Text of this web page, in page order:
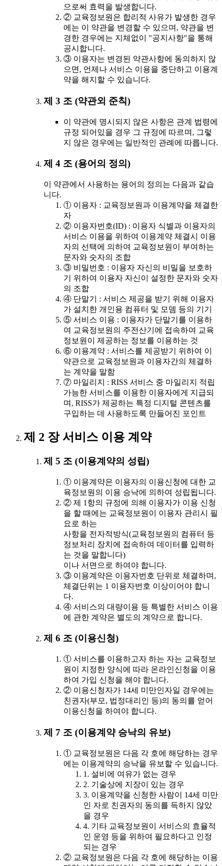
으로써 효력을 발생합니다.
② 교육정보원은 합리적 사유가 발생한 경우
에는 이 약관을 변경할 수 있으며, 약관을 변
경한 경우에는 지체없이 "공지사항"을 통해
공시합니다.
③ 이용자는 변경된 약관사항에 동의하지 않
으면, 언제나 서비스 이용을 중단하고 이용계
약을 해지할 수 있습니다.
제 3 조 (약관외 준칙)
이 약관에 명시되지 않은 사항은 관계 법령에
규정 되어있을 경우 그 규정에 따르며, 그렇
지 않은 경우에는 일반적인 관례에 따릅니다.
제 4 조 (용어의 정의)
이 약관에서 사용하는 용어의 정의는 다음과 같습
니다.
① 이용자 : 교육정보원과 이용계약을 체결한
자
② 이용자번호(ID) : 이용자 식별과 이용자의
서비스 이용을 위하여 이용계약 체결시 이용
자의 선택에 의하여 교육정보원이 부여하는
문자와 숫자의 조합
③ 비밀번호 : 이용자 자신의 비밀을 보호하
기 위하여 이용자 자신이 설정한 문자와 숫자
의 조합
④ 단말기 : 서비스 제공을 받기 위해 이용자
가 설치한 개인용 컴퓨터 및 모뎀 등의 기기
⑤ 서비스 이용 : 이용자가 단말기를 이용하
여 교육정보원의 주전산기에 접속하여 교육
정보원이 제공하는 정보를 이용하는 것
⑥ 이용계약 : 서비스를 제공받기 위하여 이
약관으로 교육정보원과 이용자간의 체결하
는 계약을 말함
⑦ 마일리지 : RISS 서비스 중 마일리지 적립
가능한 서비스를 이용한 이용자에게 지급되
며, RISS가 제공하는 특정 디지털 콘텐츠를
구입하는 데 사용하도록 만들어진 포인트
제 2 장 서비스 이용 계약
제 5 조 (이용계약의 성립)
① 이용계약은 이용자의 이용신청에 대한 교
육정보원의 이용 승낙에 의하여 성립됩니다.
② 제 1항의 규정에 의해 이용자가 이용 신청
을 할 때에는 교육정보원이 이용자 관리시 필
요로 하는
사항을 전자적방식(교육정보원의 컴퓨터 등
정보처리 장치에 접속하여 데이터를 입력하
는 것을 말합니다)
이나 서면으로 하여야 합니다.
③ 이용계약은 이용자번호 단위로 체결하며,
체결단위는 1 이용자번호 이상이어야 합니
다.
④ 서비스의 대량이용 등 특별한 서비스 이용
에 관한 계약은 별도의 계약으로 합니다.
제 6 조 (이용신청)
① 서비스를 이용하고자 하는 자는 교육정보
원이 지정한 양식에 따라 온라인신청을 이용
하여 가입 신청을 해야 합니다.
② 이용신청자가 14세 미만인자일 경우에는
친권자(부모, 법정대리인 등)의 동의를 얻어
이용신청을 하여야 합니다.
제 7 조 (이용계약 승낙의 유보)
① 교육정보원은 다음 각 호에 해당하는 경우
에는 이용계약의 승낙을 유보할 수 있습니다.
1. 설비에 여유가 없는 경우
2. 기술상에 지장이 있는 경우
3. 이용계약을 신청한 사람이 14세 미만
인 자로 친권자의 동의를 득하지 않았
을 경우
4. 기타 교육정보원이 서비스의 효율적
인 운영 등을 위하여 필요하다고 인정
되는 경우
② 교육정보원은 다음 각 호에 해당하는 이용